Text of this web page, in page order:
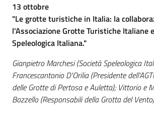
Argomenti
Servizi
Leggi Atti Bandi
13 ottobre
"Le grotte turistiche in Italia: la
l'Associazione Grotte Turistiche Italiane
Speleologica Italiana."
Gianpietro Marchesi (Società Speleologica
Francescantonio D'Orilia (Presidente
delle Grotte di Pertosa e Auletta); Vittorio e
Bozzello (Responsabili della Grotta del